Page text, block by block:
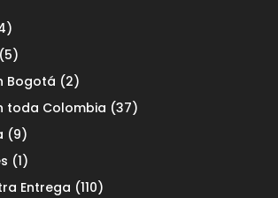
(5)
Bogotá (2)
toda Colombia (37)
(9)
(1)
Entrega (110)